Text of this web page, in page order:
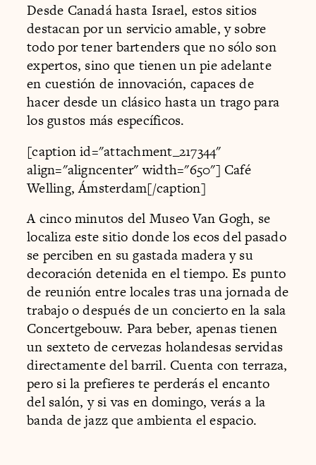
Desde Canadá hasta Israel, estos sitios
destacan por un servicio amable, y sobre
todo por tener bartenders que no sólo son
expertos, sino que tienen un pie adelante
en cuestión de innovación, capaces de
hacer desde un clásico hasta un trago para
los gustos más específicos.
[caption id="attachment_217344"
align="aligncenter" width="650"] Café
Welling, Ámsterdam[/caption]
A cinco minutos del Museo Van Gogh, se
localiza este sitio donde los ecos del pasado
se perciben en su gastada madera y su
decoración detenida en el tiempo. Es punto
de reunión entre locales tras una jornada de
trabajo o después de un concierto en la sala
Concertgebouw. Para beber, apenas tienen
un sexteto de cervezas holandesas servidas
directamente del barril. Cuenta con terraza,
pero si la prefieres te perderás el encanto
del salón, y si vas en domingo, verás a la
banda de jazz que ambienta el espacio.